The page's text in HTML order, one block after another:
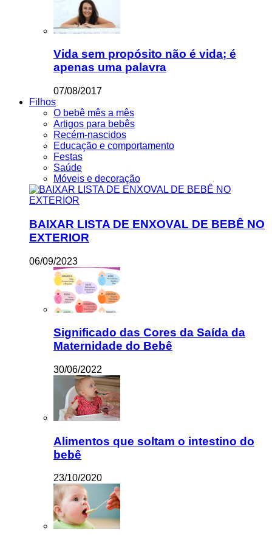
Vida sem propósito não é vida; é
apenas uma palavra
07/08/2017
Filhos
O bebê mês a mês
Artigos para bebês
Recém-nascidos
Educação e comportamento
Festas
Saúde
Móveis e decoração
BAIXAR LISTA DE ENXOVAL DE BEBÊ NO
EXTERIOR
06/09/2023
Significado das Cores da Saída da
Maternidade do Bebê
30/06/2022
Alimentos que soltam o intestino do
bebê
23/10/2020